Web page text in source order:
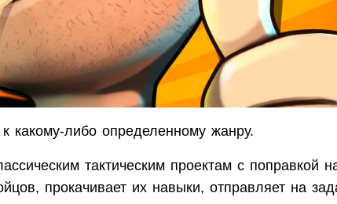
какому-либо определенному жанру.
тактическим проектам с поправкой
прокачивает их навыки, отправляет на